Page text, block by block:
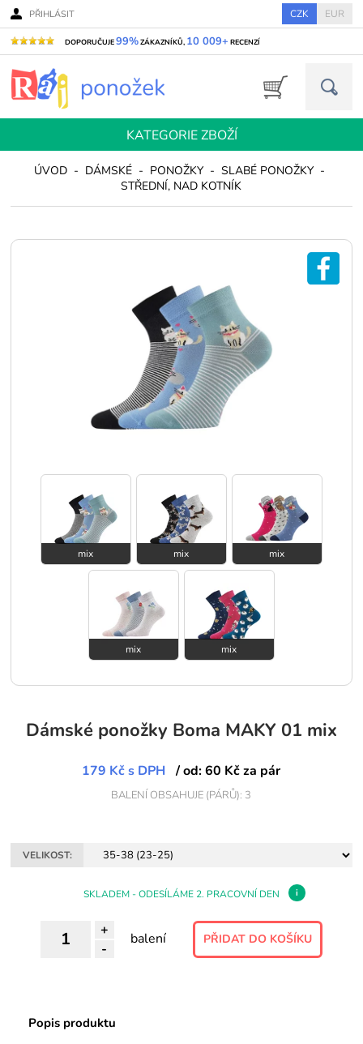
PŘIHLÁSIT CZK EUR
DOPORUČUJE99%ZÁKAZNÍKŮ, 10 009+ RECENZÍ
KATEGORIE ZBOŽÍ
ÚVOD - DÁMSKÉ - PONOŽKY - SLABÉ PONOŽKY -
STŘEDNÍ, NAD KOTNÍK
mix mix mix
mix mix
Dámské ponožky Boma MAKY 01 mix
179 Kč s DPH / od: 60 Kč za pár
BALENÍ OBSAHUJE (PÁRŮ): 3
VELIKOST:
SKLADEM - ODESÍLÁME 2. PRACOVNÍ DEN i
+
-
balení
Popis produktu